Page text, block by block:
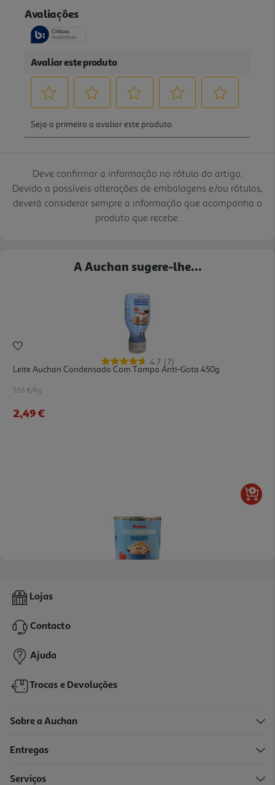
Deve confirmar a informação no rótulo do artigo.
Devido a possíveis alterações de embalagens e/ou rótulos,
deverá considerar sempre a informação que acompanha o
produto que recebe.
A Auchan sugere-lhe...
4.7 (7)
Leite Auchan Condensado Com Tampa Anti-Gota 450g
5.53 €/Kg
2,49 €
Leite Auchan Condensado Magro 397g
1,45 €
Lojas
Contacto
Ajuda
Trocas e Devoluções
Sobre a Auchan
Entregas
Serviços